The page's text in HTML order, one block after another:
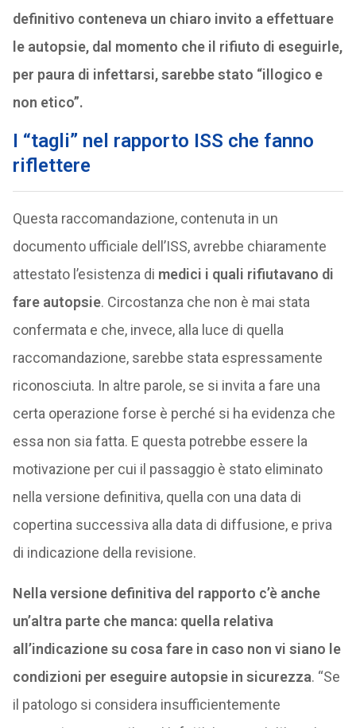
definitivo conteneva un chiaro invito a effettuare
le autopsie, dal momento che il rifiuto di eseguirle,
per paura di infettarsi, sarebbe stato “illogico e
non etico”.
I “tagli” nel rapporto ISS che fanno
riflettere
Questa raccomandazione, contenuta in un
documento ufficiale dell’ISS, avrebbe chiaramente
attestato l’esistenza di medici i quali rifiutavano di
fare autopsie. Circostanza che non è mai stata
confermata e che, invece, alla luce di quella
raccomandazione, sarebbe stata espressamente
riconosciuta. In altre parole, se si invita a fare una
certa operazione forse è perché si ha evidenza che
essa non sia fatta. E questa potrebbe essere la
motivazione per cui il passaggio è stato eliminato
nella versione definitiva, quella con una data di
copertina successiva alla data di diffusione, e priva
di indicazione della revisione.
Nella versione definitiva del rapporto c’è anche
un’altra parte che manca: quella relativa
all’indicazione su cosa fare in caso non vi siano le
condizioni per eseguire autopsie in sicurezza. “Se
il patologo si considera insufficientemente